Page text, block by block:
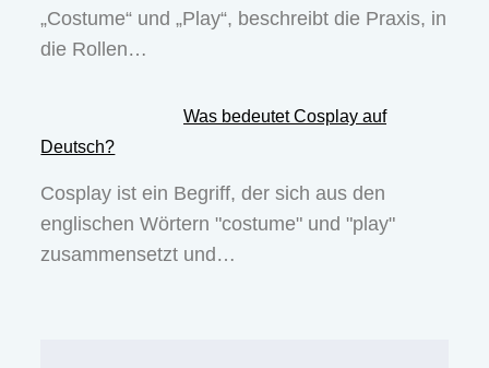
„Costume“ und „Play“, beschreibt die Praxis, in
die Rollen…
Was bedeutet Cosplay auf
Deutsch?
Cosplay ist ein Begriff, der sich aus den
englischen Wörtern "costume" und "play"
zusammensetzt und…